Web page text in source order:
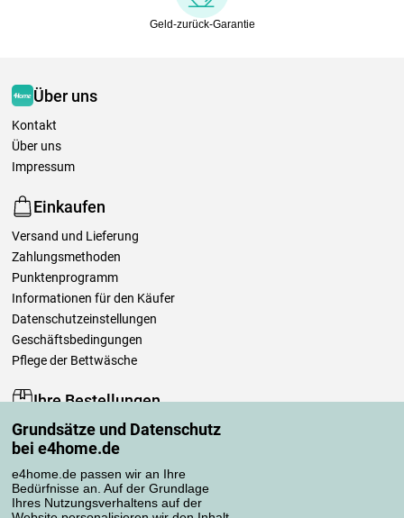
Grundsätze und Datenschutz
bei e4home.de
e4home.de passen wir an Ihre
Bedürfnisse an. Auf der Grundlage
Ihres Nutzungsverhaltens auf der
Geld-zurück-Garantie
Über uns
Kontakt
Über uns
Impressum
Einkaufen
Versand und Lieferung
Zahlungsmethoden
Punktenprogramm
Informationen für den Käufer
Datenschutzeinstellungen
Geschäftsbedingungen
Pflege der Bettwäsche
Ihre Bestellungen
Mein Konto
Bestellübersicht
Reklamationen
Widerrufsbelehrung
Einfach mehr wissen